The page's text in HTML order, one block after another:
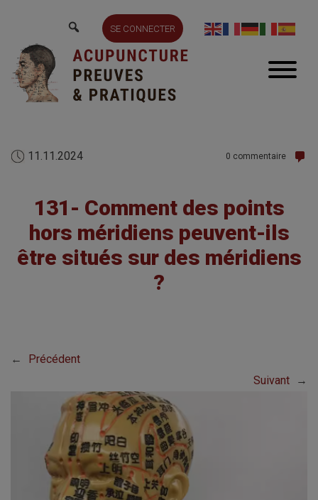
SE CONNECTER
11.11.2024 0 commentaire
131- Comment des points
hors méridiens peuvent-ils
être situés sur des méridiens
?
←
Précédent
Suivant
→